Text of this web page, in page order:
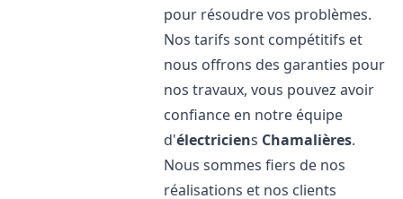
pour résoudre vos problèmes.
Nos tarifs sont compétitifs et
nous offrons des garanties pour
nos travaux, vous pouvez avoir
confiance en notre équipe
d'électriciens Chamalières.
Nous sommes fiers de nos
réalisations et nos clients